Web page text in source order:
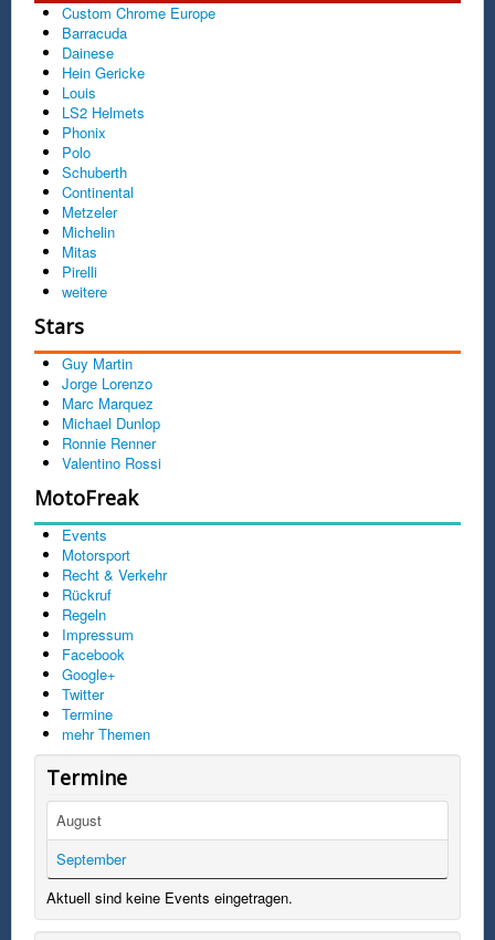
Custom Chrome Europe
Barracuda
Dainese
Hein Gericke
Louis
LS2 Helmets
Phonix
Polo
Schuberth
Continental
Metzeler
Michelin
Mitas
Pirelli
weitere
Stars
Guy Martin
Jorge Lorenzo
Marc Marquez
Michael Dunlop
Ronnie Renner
Valentino Rossi
MotoFreak
Events
Motorsport
Recht & Verkehr
Rückruf
Regeln
Impressum
Facebook
Google+
Twitter
Termine
mehr Themen
Termine
August
September
Aktuell sind keine Events eingetragen.